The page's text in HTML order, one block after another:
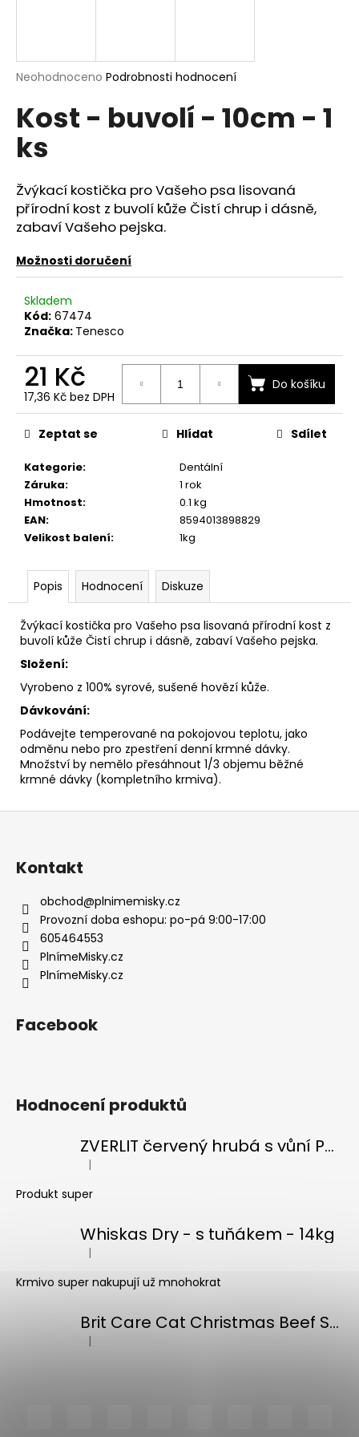
Průměrné
produktu
je
0,0
hvězdiček.
Neohodnoceno Podrobnosti hodnocení
Kost - buvolí - 10cm - 1
ks
Žvýkací kostička pro Vašeho psa lisovaná
přírodní kost z buvolí kůže Čistí chrup i dásně,
zabaví Vašeho pejska.
Možnosti doručení
Skladem
Kód: 67474
Značka: Tenesco
21 Kč
17,36 Kč bez DPH
Měrná
cena:
Do košíku
Kategorie:
Dentální
Záruka:
1 rok
Hmotnost:
0.1 kg
EAN:
8594013898829
Velikost balení: 1kg
Zeptat se Hlídat Sdílet
Popis Hodnocení Diskuze
Žvýkací kostička pro Vašeho psa lisovaná přírodní kost z
buvolí kůže Čistí chrup i dásně, zabaví Vašeho pejska.
Složení:
Vyrobeno z 100% syrové, sušené hovězí kůže.
Dávkování:
Podávejte temperované na pokojovou teplotu, jako
odměnu nebo pro zpestření denní krmné dávky.
Množství by nemělo přesáhnout 1/3 objemu běžné
krmné dávky (kompletního krmiva).
í
t
?
HLEDAT
D
o
p
o
č
u
e
m
Z
Kontakt
obchod@plnimemisky.cz
Provozní doba eshopu: po-pá 9:00-17:00
605464553
PlnímeMisky.cz
PlnímeMisky.cz
Facebook
Hodnocení produktů
ZVERLIT červený hrubá s vůní Podestýlka kočka 10kg
Hodnocení produktu je 5 z 5 hvězdiček.
|
Produkt super
Whiskas Dry - s tuňákem - 14kg
Hodnocení produktu je 5 z 5 hvězdiček.
|
Krmivo super nakupují už mnohokrat
Brit Care Cat Christmas Beef Soup 75g
Hodnocení produktu je 5 z 5 hvězdiček.
|